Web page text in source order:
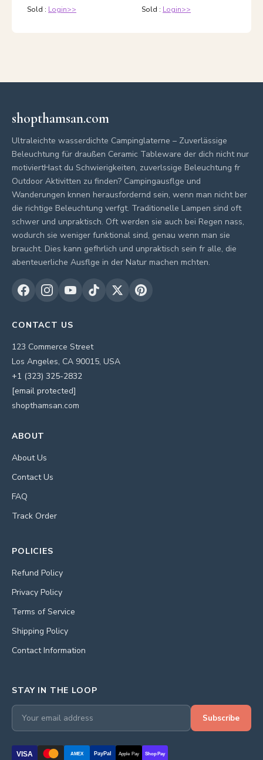
Sold : Login>>
Sold : Login>>
shopthamsan.com
Ultraleichte wasserdichte Campinglaterne – Zuverlässige
Beleuchtung für draußen Ceramic Tableware der dich nicht nur
motiviertHast du Schwierigkeiten, zuverlssige Beleuchtung fr
Outdoor Aktivitten zu finden? Campingausflge und
Wanderungen knnen herausfordernd sein, wenn man nicht ber
die richtige Beleuchtung verfgt. Traditionelle Lampen sind oft
schwer und unpraktisch. Oft werden sie auch bei Regen nass,
wodurch sie weniger funktional sind, genau wenn man sie
braucht. Dies kann gefhrlich und unpraktisch sein fr alle, die
abenteuerliche Ausflge in der Natur machen mchten.
CONTACT US
123 Commerce Street
Los Angeles, CA 90015, USA
+1 (323) 325-2832
[email protected]
shopthamsan.com
ABOUT
About Us
Contact Us
FAQ
Track Order
POLICIES
Refund Policy
Privacy Policy
Terms of Service
Shipping Policy
Contact Information
STAY IN THE LOOP
Subscribe
VISA AMEX PayPal Apple Pay Shop Pay